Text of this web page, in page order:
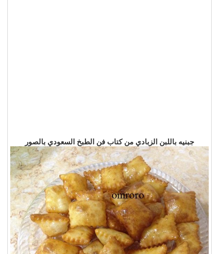
جبنيه باللبن الزبادي من كتاب فن الطبخ السعودي بالصور